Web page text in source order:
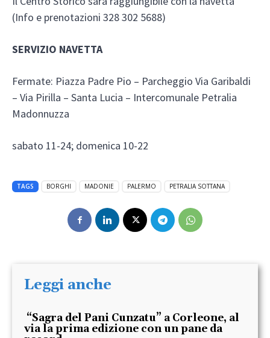
(Info e prenotazioni 328 302 5688)
SERVIZIO NAVETTA
Fermate: Piazza Padre Pio – Parcheggio Via Garibaldi
– Via Pirilla – Santa Lucia – Intercomunale Petralia
Madonnuzza
sabato 11-24; domenica 10-22
TAGS BORGHI MADONIE PALERMO PETRALIA SOTTANA
Leggi anche
“Sagra del Pani Cunzatu” a Corleone, al
via la prima edizione con un pane da